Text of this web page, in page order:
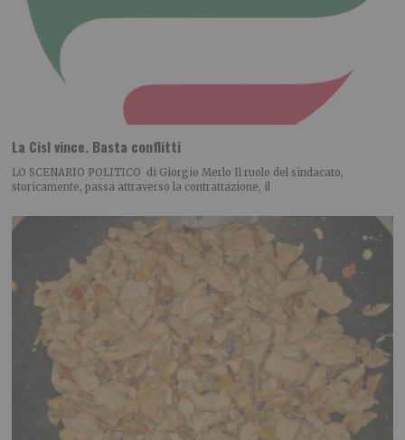
La Cisl vince. Basta conflitti
LO SCENARIO POLITICO di Giorgio Merlo Il ruolo del sindacato,
storicamente, passa attraverso la contrattazione, il